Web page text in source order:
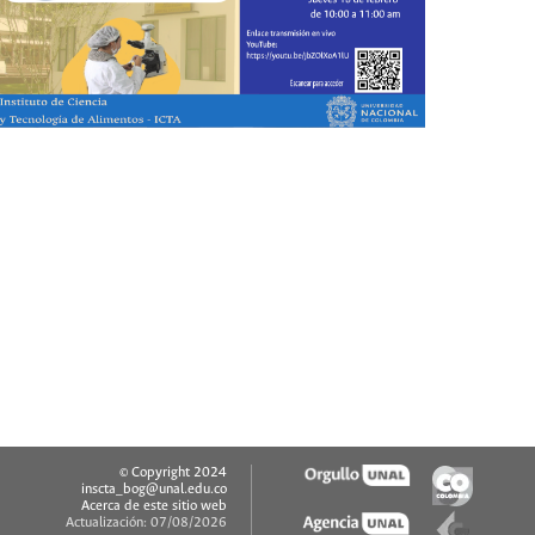
© Copyright 2024
inscta_bog@unal.edu.co
Acerca de este sitio web
Actualización: 07/08/2026